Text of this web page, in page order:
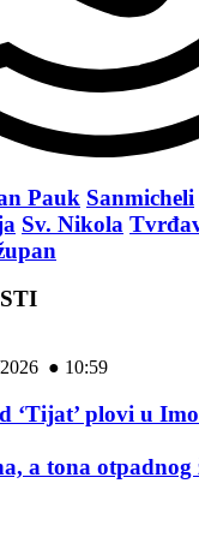
Pauk Sanmicheli
Sv. Nikola
● 10:59
‘Tijat’ plovi u
a tona otpadnog